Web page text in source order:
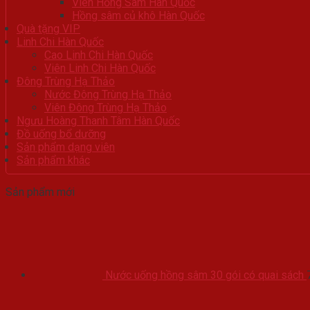
Hồng sâm củ khô Hàn Quốc
Quà tặng VIP
Linh Chi Hàn Quốc
Cao Linh Chi Hàn Quốc
Viên Linh Chi Hàn Quốc
Đông Trùng Hạ Thảo
Nước Đông Trùng Hạ Thảo
Viên Đông Trùng Hạ Thảo
Ngưu Hoàng Thanh Tâm Hàn Quốc
Đồ uống bổ dưỡng
Sản phẩm dạng viên
Sản phẩm khác
Sản phẩm mới
Nước uống hồng sâm 30 gói có quai sách